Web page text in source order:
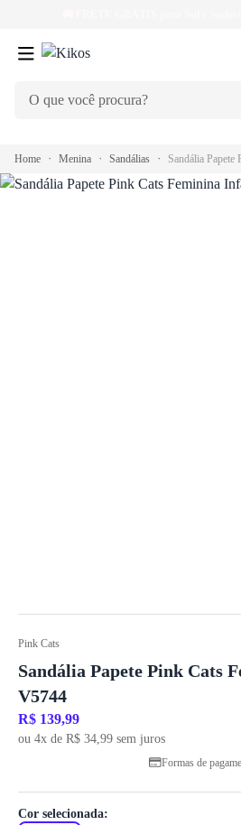
Home Menina Sandálias Sandália
1/ 6
Pink Cats
Sandália Papete Pink Cats
V5744
R$ 139,99
ou 4x de R$ 34,99 sem juros
Formas de
Cor selecionada: